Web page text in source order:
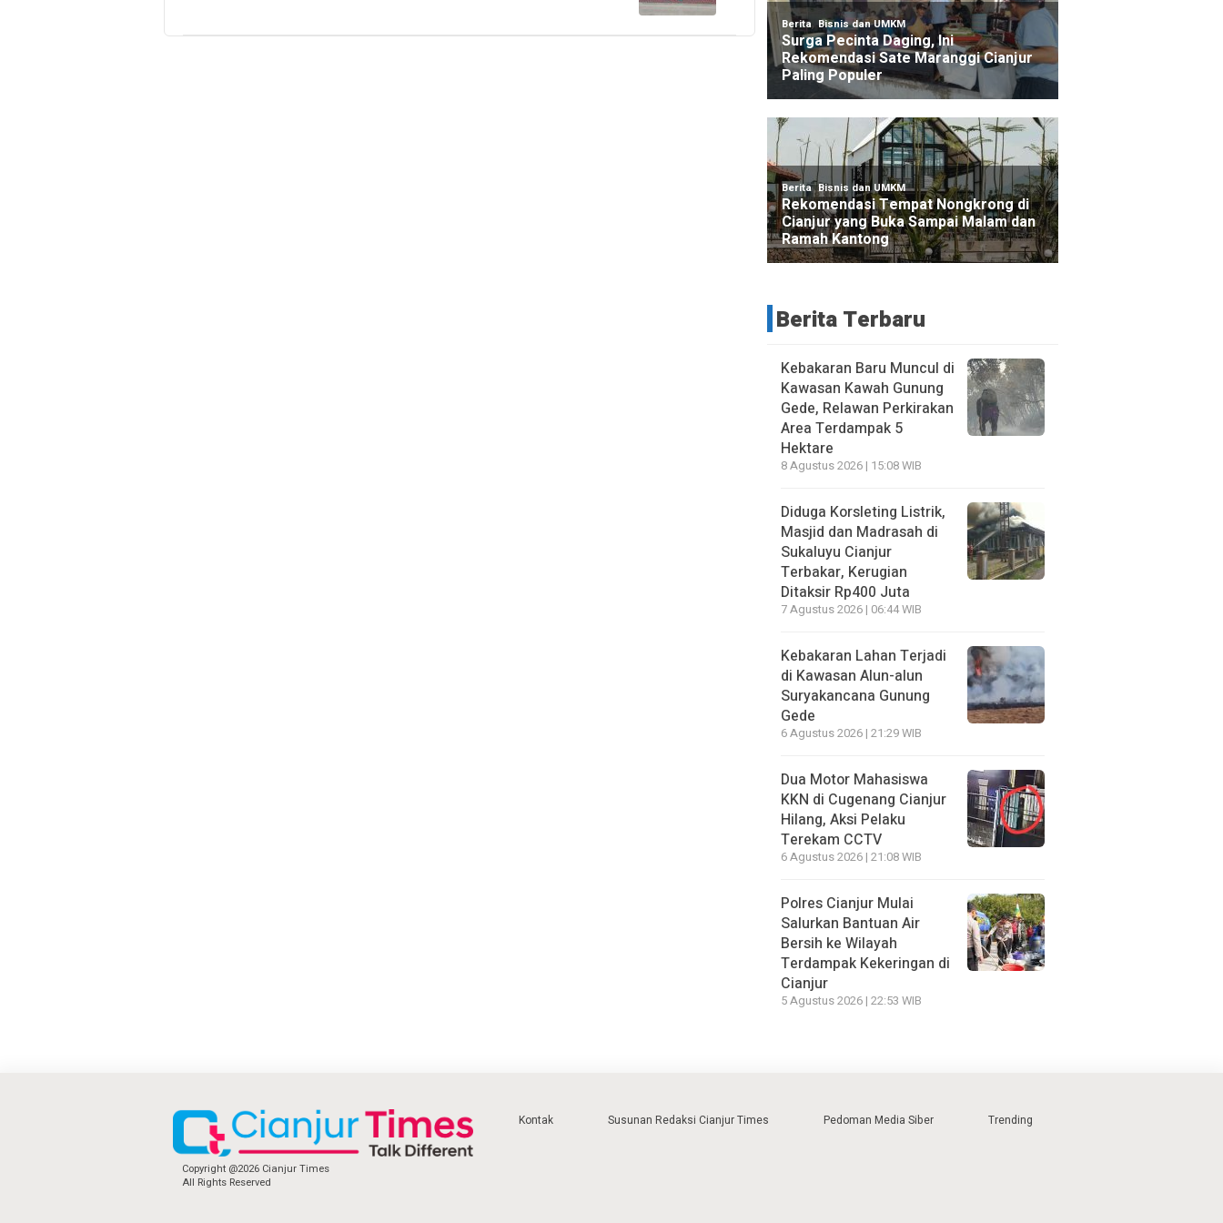
Berita Terbaru
Kebakaran Baru Muncul di
Kawasan Kawah Gunung
Gede, Relawan Perkirakan
Area Terdampak 5
Hektare
8 Agustus 2026 | 15:08 WIB
Diduga Korsleting Listrik,
Masjid dan Madrasah di
Sukaluyu Cianjur
Terbakar, Kerugian
Ditaksir Rp400 Juta
7 Agustus 2026 | 06:44 WIB
Kebakaran Lahan Terjadi
di Kawasan Alun-alun
Suryakancana Gunung
Gede
6 Agustus 2026 | 21:29 WIB
Dua Motor Mahasiswa
KKN di Cugenang Cianjur
Hilang, Aksi Pelaku
Terekam CCTV
6 Agustus 2026 | 21:08 WIB
Polres Cianjur Mulai
Salurkan Bantuan Air
Bersih ke Wilayah
Terdampak Kekeringan di
Cianjur
5 Agustus 2026 | 22:53 WIB
Copyright @2026 Cianjur Times
All Rights Reserved
Kontak Susunan Redaksi Cianjur Times Pedoman Media Siber Trending